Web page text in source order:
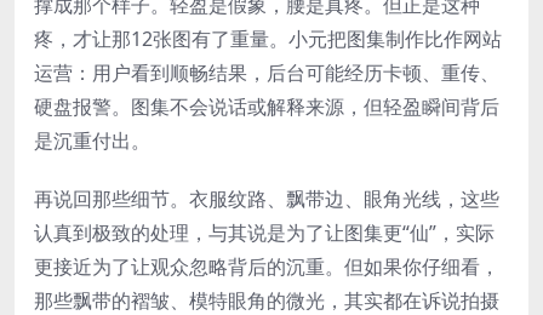
疼，才让那12张图有了重量。小元把图集制作比作网站
运营：用户看到顺畅结果，后台可能经历卡顿、重传、
硬盘报警。图集不会说话或解释来源，但轻盈瞬间背后
是沉重付出。
再说回那些细节。衣服纹路、飘带边、眼角光线，这些
认真到极致的处理，与其说是为了让图集更“仙”，实际
更接近为了让观众忽略背后的沉重。但如果你仔细看，
那些飘带的褶皱、模特眼角的微光，其实都在诉说拍摄